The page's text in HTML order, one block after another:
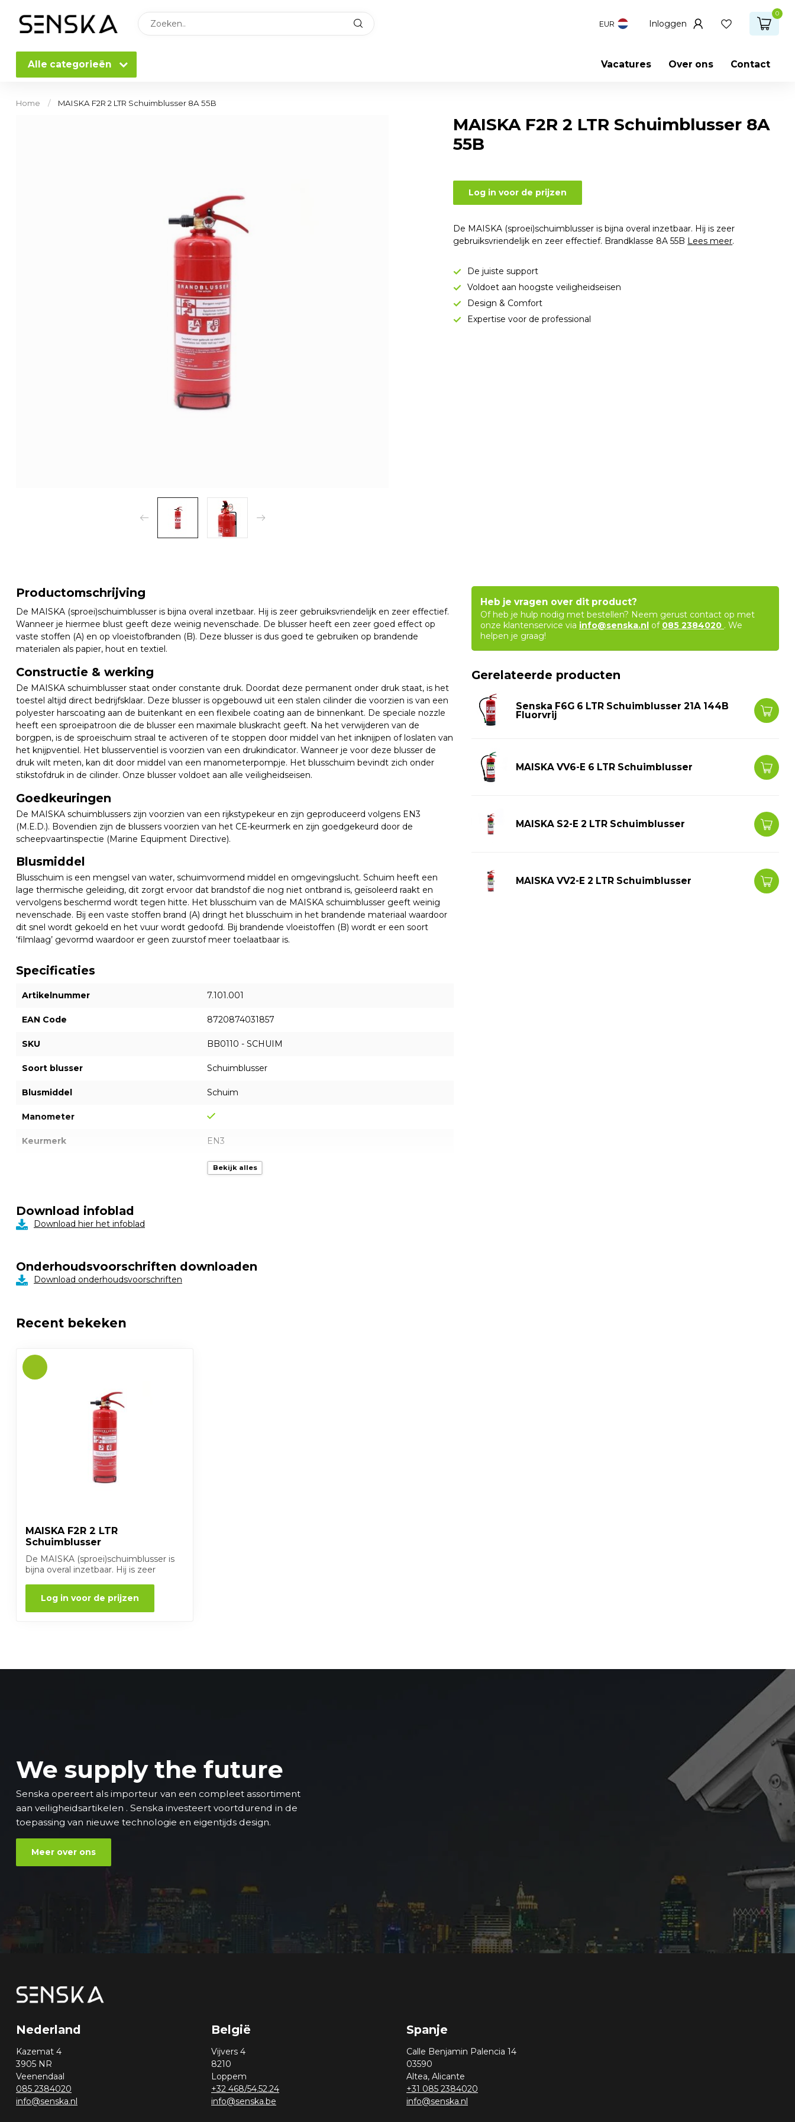
EUR Inloggen
0
Alle categorieën Vacatures Over ons Contact
Home / MAISKA F2R 2 LTR Schuimblusser 8A 55B
MAISKA F2R 2 LTR Schuimblusser 8A
55B
Log in voor de prijzen
De MAISKA (sproei)schuimblusser is bijna overal inzetbaar. Hij is zeer
gebruiksvriendelijk en zeer effectief. Brandklasse 8A 55B Lees meer.
De juiste support
Voldoet aan hoogste veiligheidseisen
Design & Comfort
Expertise voor de professional
Productomschrijving
De MAISKA (sproei)schuimblusser is bijna overal inzetbaar. Hij is zeer gebruiksvriendelijk en zeer effectief.
Wanneer je hiermee blust geeft deze weinig nevenschade. De blusser heeft een zeer goed effect op
vaste stoffen (A) en op vloeistofbranden (B). Deze blusser is dus goed te gebruiken op brandende
materialen als papier, hout en textiel.
Constructie & werking
De MAISKA schuimblusser staat onder constante druk. Doordat deze permanent onder druk staat, is het
toestel altijd direct bedrijfsklaar. Deze blusser is opgebouwd uit een stalen cilinder die voorzien is van een
polyester harscoating aan de buitenkant en een flexibele coating aan de binnenkant. De speciale nozzle
heeft een sproeipatroon die de blusser een maximale bluskracht geeft. Na het verwijderen van de
borgpen, is de sproeischuim straal te activeren of te stoppen door middel van het inknijpen of loslaten van
het knijpventiel. Het blusserventiel is voorzien van een drukindicator. Wanneer je voor deze blusser de
druk wilt meten, kan dit door middel van een manometerpompje. Het blusschuim bevindt zich onder
stikstofdruk in de cilinder. Onze blusser voldoet aan alle veiligheidseisen.
Goedkeuringen
De MAISKA schuimblussers zijn voorzien van een rijkstypekeur en zijn geproduceerd volgens EN3
(M.E.D.). Bovendien zijn de blussers voorzien van het CE-keurmerk en zijn goedgekeurd door de
scheepvaartinspectie (Marine Equipment Directive).
Blusmiddel
Blusschuim is een mengsel van water, schuimvormend middel en omgevingslucht. Schuim heeft een
lage thermische geleiding, dit zorgt ervoor dat brandstof die nog niet ontbrand is, geïsoleerd raakt en
vervolgens beschermd wordt tegen hitte. Het blusschuim van de MAISKA schuimblusser geeft weinig
nevenschade. Bij een vaste stoffen brand (A) dringt het blusschuim in het brandende materiaal waardoor
dit snel wordt gekoeld en het vuur wordt gedoofd. Bij brandende vloeistoffen (B) wordt er een soort
‘filmlaag’ gevormd waardoor er geen zuurstof meer toelaatbaar is.
Specificaties
Artikelnummer 7.101.001
EAN Code 8720874031857
SKU BB0110 - SCHUIM
Soort blusser Schuimblusser
Blusmiddel Schuim
Manometer
Keurmerk EN3
A/B
Blusrating
Gewicht 3,9 kg
Materiaal
Vorstbestendig
Bekijk alles
Download infoblad
Download hier het infoblad
Onderhoudsvoorschriften downloaden
Download onderhoudsvoorschriften
Heb je vragen over dit product?
Of heb je hulp nodig met bestellen? Neem gerust contact op met
onze klantenservice via info@senska.nl of 085 2384020 . We
helpen je graag!
Gerelateerde producten
Senska F6G 6 LTR Schuimblusser 21A 144B
Fluorvrij
MAISKA VV6-E 6 LTR Schuimblusser
MAISKA S2-E 2 LTR Schuimblusser
MAISKA VV2-E 2 LTR Schuimblusser
Recent bekeken
MAISKA F2R 2 LTR
Schuimblusser
De MAISKA (sproei)schuimblusser is
bijna overal inzetbaar. Hij is zeer
Log in voor de prijzen
We supply the future
Senska opereert als importeur van een compleet assortiment
aan veiligheidsartikelen . Senska investeert voortdurend in de
toepassing van nieuwe technologie en eigentijds design.
Meer over ons
Nederland
Kazemat 4
3905 NR
Veenendaal
085 2384020
info@senska.nl
België
Vijvers 4
8210
Loppem
+32 468/54.52.24
info@senska.be
Spanje
Calle Benjamin Palencia 14
03590
Altea, Alicante
+31 085 2384020
info@senska.nl